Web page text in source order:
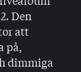
Den
att
på,
dimmiga